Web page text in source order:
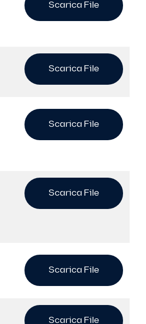
Scarica File
Scarica File
Scarica File
Scarica File
Scarica File
Scarica File